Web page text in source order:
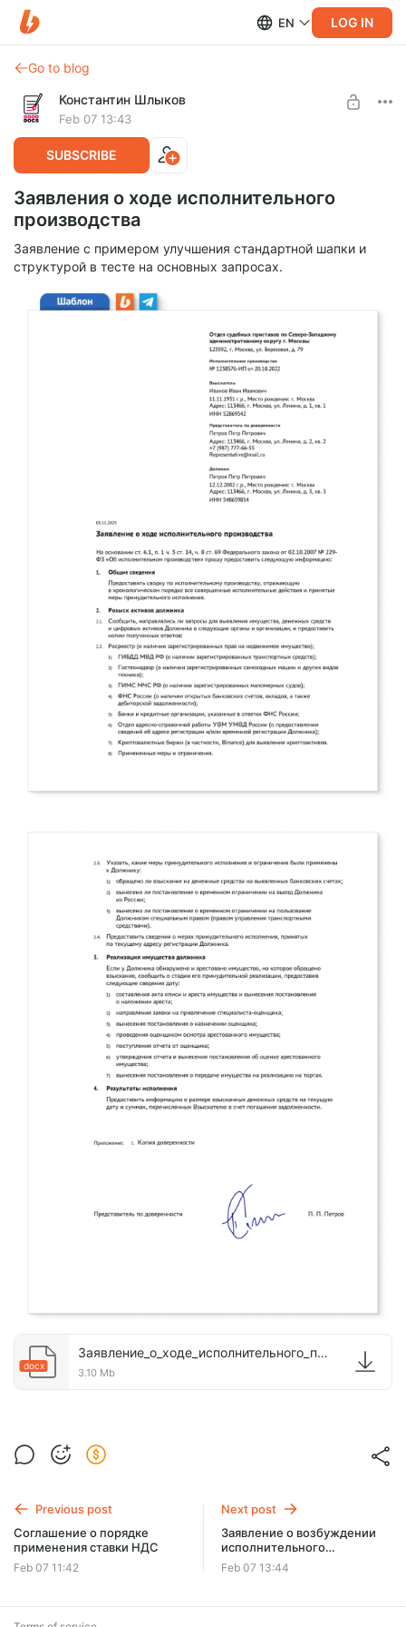
EN LOG IN
Go to blog
Константин Шлыков
Feb 07 13:43
SUBSCRIBE
Заявления о ходе исполнительного
производства
Заявление с примером улучшения стандартной шапки и
структурой в тесте на основных запросах.
docx
Заявление_о_ходе_исполнительного_производства_v_2_1_.docx
3.10 Mb
Previous post
Соглашение о порядке
применения ставки НДС
Feb 07 11:42
Next post
Заявление о возбуждении
исполнительного
производства
Feb 07 13:44